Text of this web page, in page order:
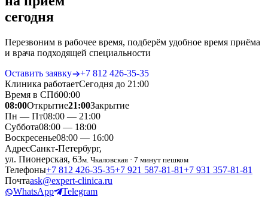
сегодня
Перезвоним в рабочее время, подберём удобное время приёма
и врача подходящей специальности
Оставить заявку
+7 812 426‑35‑35
Клиника работаетСегодня до 21:00
Время в СПб00:00
08:00Открытие21:00Закрытие
Пн — Пт08:00 — 21:00
Суббота08:00 — 18:00
Воскресенье08:00 — 16:00
АдресСанкт-Петербург,
ул. Пионерская, 63м. Чкаловская · 7 минут пешком
Телефоны+7 812 426‑35‑35+7 921 587‑81‑81+7 931 357‑81‑81
Почтаask@expert-clinica.ru
WhatsApp
Telegram